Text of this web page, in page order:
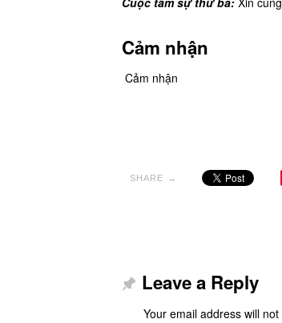
Cảm nhận
Cảm nhận
SHARE →
Leave a Reply
Your email address will